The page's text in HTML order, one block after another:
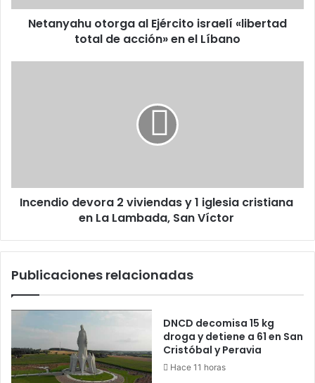
acción»
Netanyahu otorga al Ejército israelí «libertad
total de acción» en el Líbano
Incendio devora 2 viviendas y 1 iglesia cristiana
en La Lambada, San Víctor
Publicaciones relacionadas
DNCD decomisa 15 kg
droga y detiene a 61 en San
Cristóbal y Peravia
Hace 11 horas